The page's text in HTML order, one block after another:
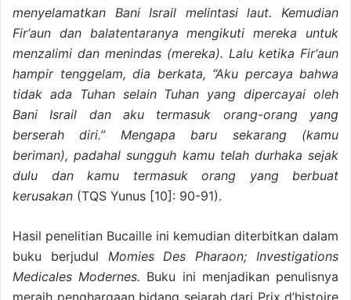
menyelamatkan Bani Israil melintasi laut. Kemudian
Fir‘aun dan balatentaranya mengikuti mereka untuk
menzalimi dan menindas (mereka). Lalu ketika Fir‘aun
hampir tenggelam, dia berkata, “Aku percaya bahwa
tidak ada Tuhan selain Tuhan yang dipercayai oleh
Bani Israil dan aku termasuk orang-orang yang
berserah diri.” Mengapa baru sekarang (kamu
beriman), padahal sungguh kamu telah durhaka sejak
dulu dan kamu termasuk orang yang berbuat
kerusakan (TQS Yunus [10]: 90-91).
Hasil penelitian Bucaille ini kemudian diterbitkan dalam
buku berjudul Momies Des Pharaon; Investigations
Medicales Modernes. Buku ini menjadikan penulisnya